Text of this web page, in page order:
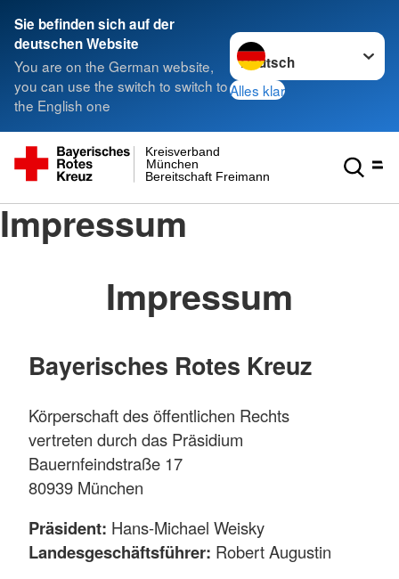
Sie befinden sich auf der
deutschen Website
You are on the German website,
you can use the switch to switch to
the English one
Sprache wechseln zu
Alles klar
Bereitschaft Freimann
München
Kreisverband
Impressum
Impressum
Bayerisches Rotes Kreuz
Körperschaft des öffentlichen Rechts
vertreten durch das Präsidium
Bauernfeindstraße 17
80939 München
Präsident: Hans-Michael Weisky
Landesgeschäftsführer: Robert Augustin